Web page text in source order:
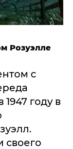
Розуэлле
с
году в
своего